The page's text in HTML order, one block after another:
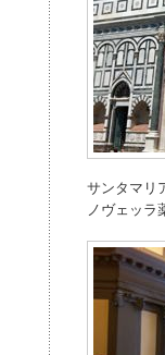
サンタマリ
ノヴェッラ